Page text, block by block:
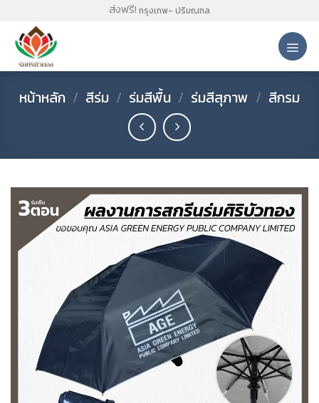
content
ส่งฟรี! กรุงเทพ- ปริมณฑล
หน้าหลัก / สีร่ม / ร่มสีพื้น / ร่มสีสุภาพ / สีกรม